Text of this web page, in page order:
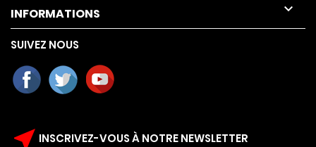
INFORMATIONS 
SUIVEZ NOUS
near_me INSCRIVEZ-VOUS À NOTRE NEWSLETTER